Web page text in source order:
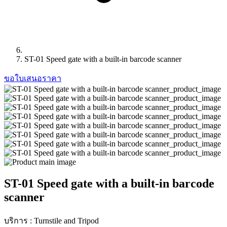
ST-01 Speed gate with a built-in barcode scanner
ขอใบเสนอราคา
ST-01 Speed gate with a built-in barcode
scanner
บริการ : Turnstile and Tripod